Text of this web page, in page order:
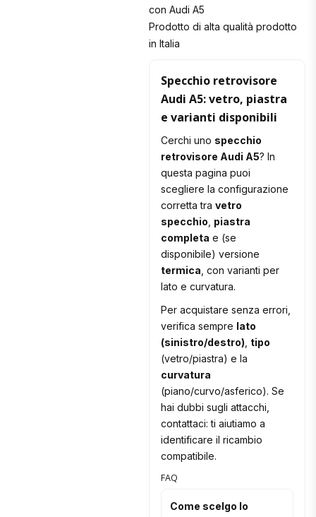
con Audi A5
Prodotto di alta qualità prodotto
in Italia
Specchio retrovisore
Audi A5: vetro, piastra
e varianti disponibili
Cerchi uno specchio
retrovisore Audi A5? In
questa pagina puoi
scegliere la configurazione
corretta travetro
specchio piastra
completa e (se
disponibile) versione
termica , con varianti per
lato e curvatura.
Per acquistare senza errori,
verifica sempre lato
(sinistro/destro) tipo
(vetro/piastra) e la
curvatura
(piano/curvo/asferico). Se
hai dubbi sugli attacchi,
contattaci: ti aiutiamo a
identificare il ricambio
compatibile.
FAQ
Come scelgo lo